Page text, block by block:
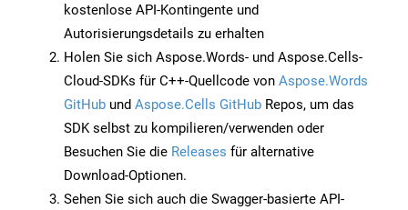
kostenlose API-Kontingente und
Autorisierungsdetails zu erhalten
Holen Sie sich Aspose.Words- und Aspose.Cells-
Cloud-SDKs für C++-Quellcode von Aspose.Words
GitHub und Aspose.Cells GitHub Repos, um das
SDK selbst zu kompilieren/verwenden oder
Besuchen Sie die Releases für alternative
Download-Optionen.
Sehen Sie sich auch die Swagger-basierte API-